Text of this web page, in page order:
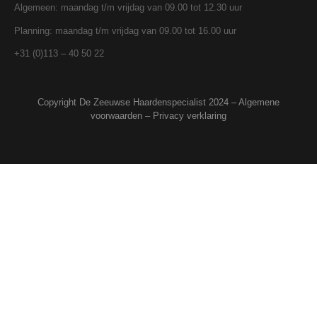
Algemeen: maandag t/m vrijdag van 09.00 tot 12.30 uur
Planning: maandag t/m vrijdag van 09.00 tot 16.00 uur
+31 (0)113 – 40 50 22
Copyright De Zeeuwse Haardenspecialist 2024 – Algemene
voorwaarden – Privacy verklaring